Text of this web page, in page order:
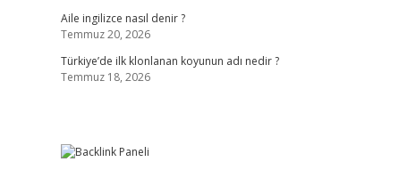
Aile ingilizce nasıl denir ?
Temmuz 20, 2026
Türkiye’de ilk klonlanan koyunun adı nedir ?
Temmuz 18, 2026